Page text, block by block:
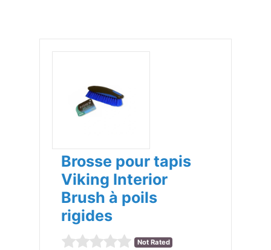
Brosse pour tapis
Viking Interior
Brush à poils
rigides
Not Rated